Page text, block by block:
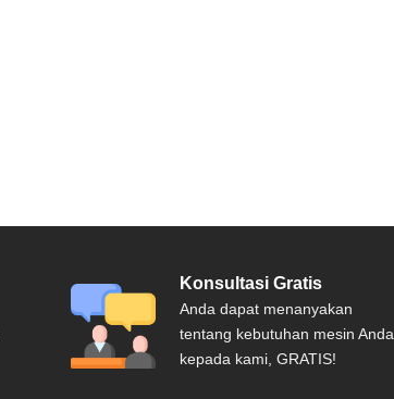
Konsultasi Gratis
Anda dapat menanyakan
tentang kebutuhan mesin Anda
kepada kami, GRATIS!